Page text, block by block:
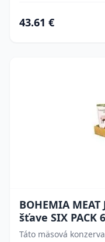
43.61 €
BOHEMIA
šťave SIX PACK
Táto mäsová